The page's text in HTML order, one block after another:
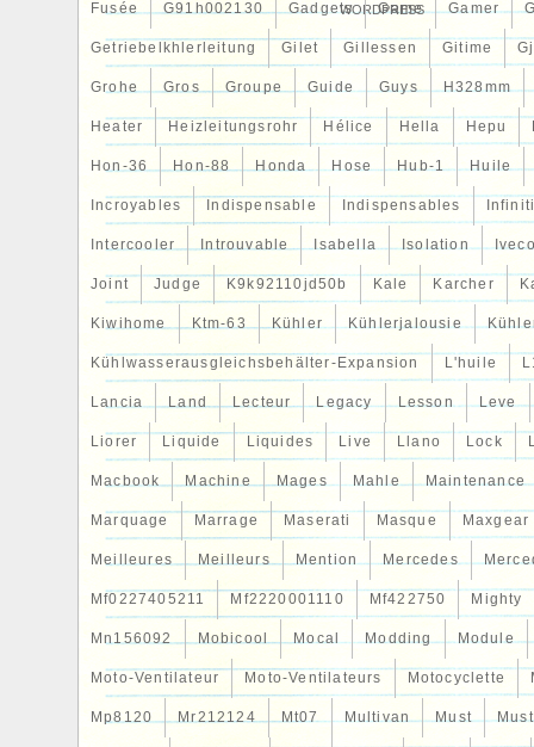
Fusée G91h002130 Gadgets Game Gamer
Getriebelkhlerleitung Gilet Gillessen Gitime
Grohe Gros Groupe Guide Guys H328mm
Heater Heizleitungsrohr Hélice Hella Hepu
Hon-36 Hon-88 Honda Hose Hub-1 Huile
Incroyables Indispensable Indispensables
Intercooler Introuvable Isabella Isolation
Joint Judge K9k92110jd50b Kale Karcher
Kiwihome Ktm-63 Kühler Kühlerjalousie
Kühlwasserausgleichsbehälter-Expansion L'huile
Lancia Land Lecteur Legacy Lesson Leve
Liorer Liquide Liquides Live Llano Lock
Macbook Machine Mages Mahle Maintenance
Marquage Marrage Maserati Masque Maxgear
Meilleures Meilleurs Mention Mercedes
Mf0227405211 Mf2220001110 Mf422750 Mighty
Mn156092 Mobicool Mocal Modding Module
Moto-Ventilateur Moto-Ventilateurs Motocyclette
Mp8120 Mr212124 Mt07 Multivan Must
WORDPRESS